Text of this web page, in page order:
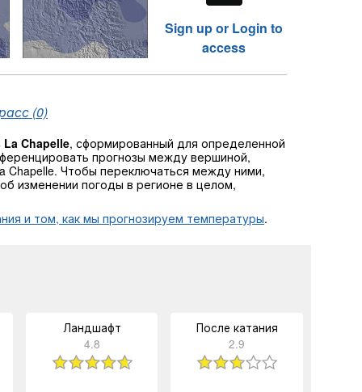
Sign up or Login to
access
(0)
Chapelle, сформированный для определенной
прогнозы между вершиной,
Chapelle. Чтобы переключаться между ними,
изменении погоды в регионе в целом,
и том, как мы прогнозируем температуры.
Ландшафт
4.8
После катания
2.9